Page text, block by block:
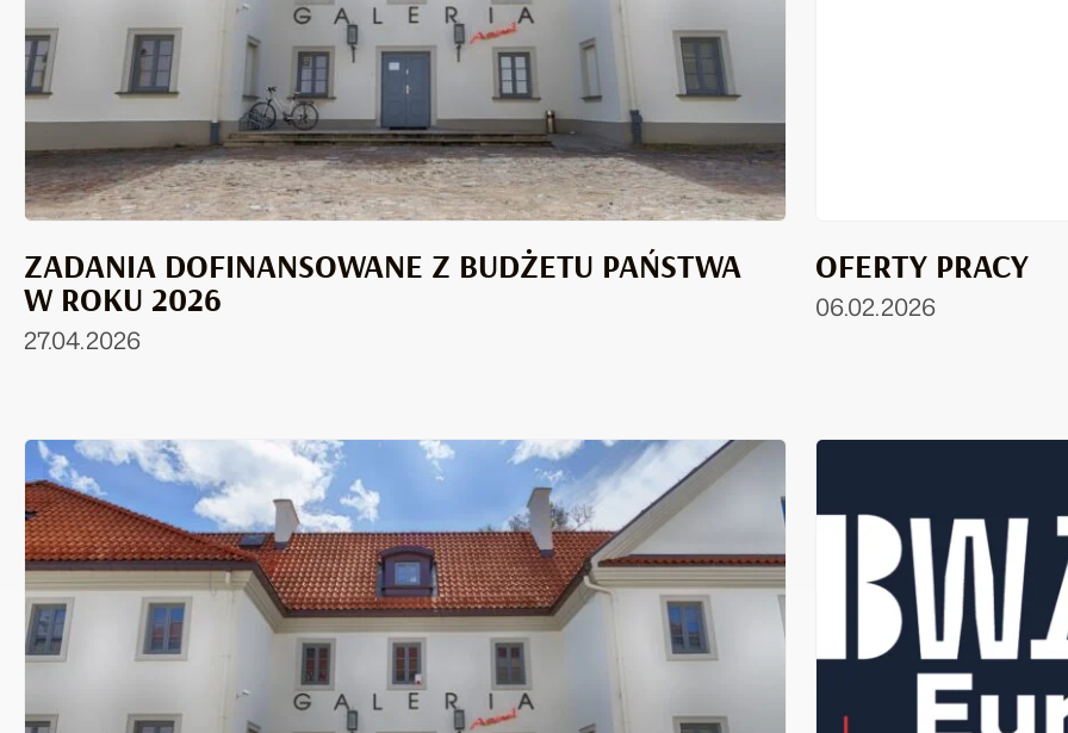
ZADANIA DOFINANSOWANE Z BUDŻETU PAŃSTWA
W ROKU 2026
27.04.2026
OFERTY PRACY
06.02.2026